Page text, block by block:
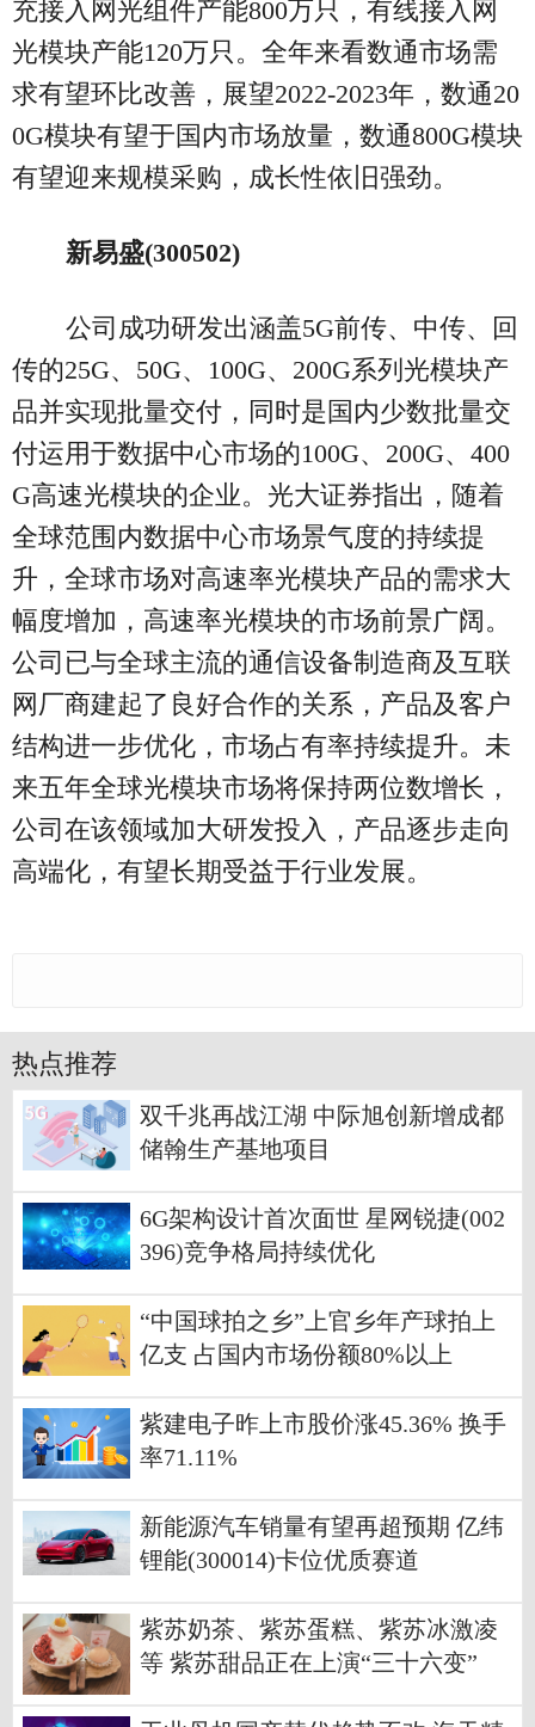
充接入网光组件产能800万只，有线接入网
光模块产能120万只。全年来看数通市场需
求有望环比改善，展望2022-2023年，数通20
0G模块有望于国内市场放量，数通800G模块
有望迎来规模采购，成长性依旧强劲。
新易盛(300502)
公司成功研发出涵盖5G前传、中传、回
传的25G、50G、100G、200G系列光模块产
品并实现批量交付，同时是国内少数批量交
付运用于数据中心市场的100G、200G、400
G高速光模块的企业。光大证券指出，随着
全球范围内数据中心市场景气度的持续提
升，全球市场对高速率光模块产品的需求大
幅度增加，高速率光模块的市场前景广阔。
公司已与全球主流的通信设备制造商及互联
网厂商建起了良好合作的关系，产品及客户
结构进一步优化，市场占有率持续提升。未
来五年全球光模块市场将保持两位数增长，
公司在该领域加大研发投入，产品逐步走向
高端化，有望长期受益于行业发展。
热点推荐
双千兆再战江湖 中际旭创新增成都
储翰生产基地项目
6G架构设计首次面世 星网锐捷(002
396)竞争格局持续优化
“中国球拍之乡”上官乡年产球拍上
亿支 占国内市场份额80%以上
紫建电子昨上市股价涨45.36% 换手
率71.11%
新能源汽车销量有望再超预期 亿纬
锂能(300014)卡位优质赛道
紫苏奶茶、紫苏蛋糕、紫苏冰激凌
等 紫苏甜品正在上演“三十六变”